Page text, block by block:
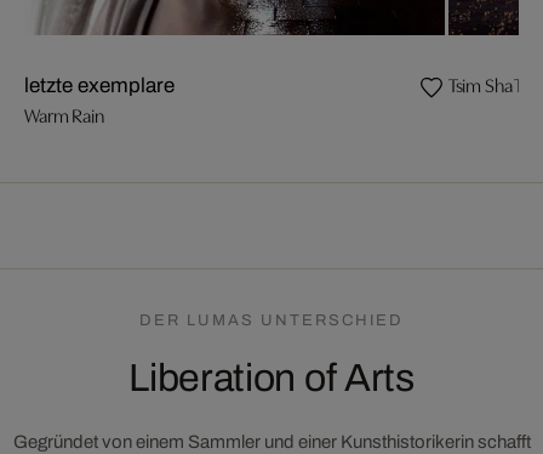
letzte exemplare
Warm Rain
Tsim Sha
DER LUMAS UNTERSCHIED
Liberation of Arts
Gegründet von einem Sammler und einer Kunsthistorikerin schafft